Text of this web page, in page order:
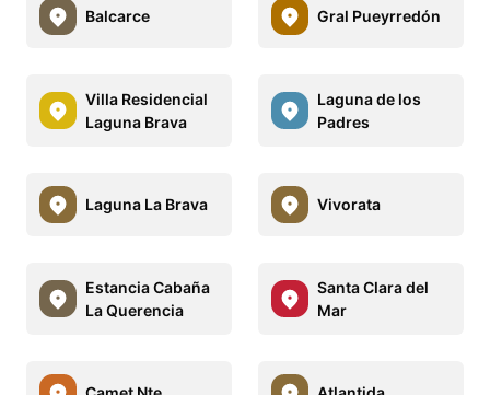
Balcarce Gral Pueyrredón
Villa Residencial
Laguna Brava
Laguna de los
Padres
Laguna La Brava Vivorata
Estancia Cabaña
La Querencia
Santa Clara del
Mar